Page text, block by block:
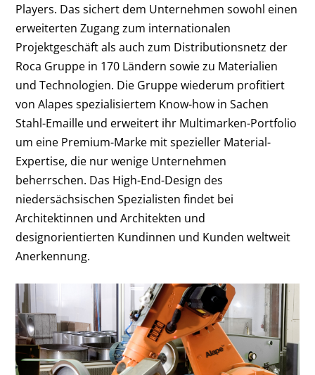
Players. Das sichert dem Unternehmen sowohl einen
erweiterten Zugang zum internationalen
Projektgeschäft als auch zum Distributionsnetz der
Roca Gruppe in 170 Ländern sowie zu Materialien
und Technologien. Die Gruppe wiederum profitiert
von Alapes spezialisiertem Know-how in Sachen
Stahl-Emaille und erweitert ihr Multimarken-Portfolio
um eine Premium-Marke mit spezieller Material-
Expertise, die nur wenige Unternehmen
beherrschen. Das High-End-Design des
niedersächsischen Spezialisten findet bei
Architektinnen und Architekten und
designorientierten Kundinnen und Kunden weltweit
Anerkennung.